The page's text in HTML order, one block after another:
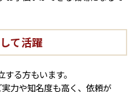
て活躍
る方もいます。
力や知名度も高く、依頼が